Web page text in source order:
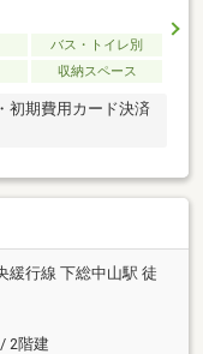
バス・トイレ別
収納スペース
初期費用カード決済
緩行線 下総中山駅 徒
2階建